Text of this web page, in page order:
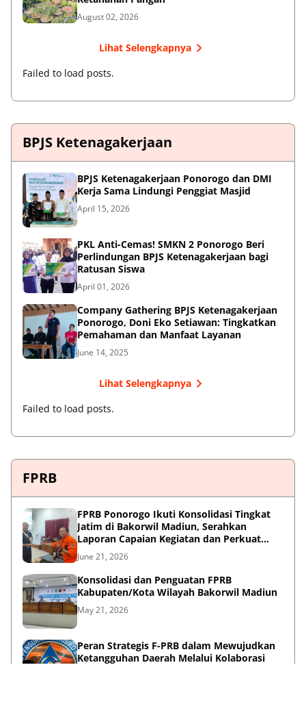
August 02, 2026
Lihat Selengkapnya
Failed to load posts.
BPJS Ketenagakerjaan
BPJS Ketenagakerjaan Ponorogo dan DMI
Kerja Sama Lindungi Penggiat Masjid
April 15, 2026
PKL Anti-Cemas! SMKN 2 Ponorogo Beri
Perlindungan BPJS Ketenagakerjaan bagi
Ratusan Siswa
April 01, 2026
Company Gathering BPJS Ketenagakerjaan
Ponorogo, Doni Eko Setiawan: Tingkatkan
Pemahaman dan Manfaat Layanan
June 14, 2025
Lihat Selengkapnya
Failed to load posts.
FPRB
FPRB Ponorogo Ikuti Konsolidasi Tingkat
Jatim di Bakorwil Madiun, Serahkan
Laporan Capaian Kegiatan dan Perkuat
Sinergi Pentahelix
June 21, 2026
Konsolidasi dan Penguatan FPRB
Kabupaten/Kota Wilayah Bakorwil Madiun
May 21, 2026
Peran Strategis F-PRB dalam Mewujudkan
Ketangguhan Daerah Melalui Kolaborasi